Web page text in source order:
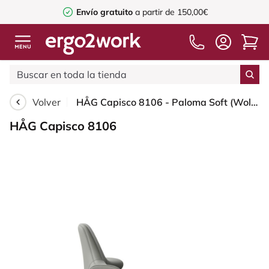
Envío gratuito a partir de 150,00€
Volver HÅG Capisco 8106 - Paloma Soft (Wollsdorf) - Cuero semi-anilina - ATG55115 - Warm grey - Blush Rose - 150mm (seat height 40–55cm) - Hard castors for soft floors
HÅG Capisco 8106